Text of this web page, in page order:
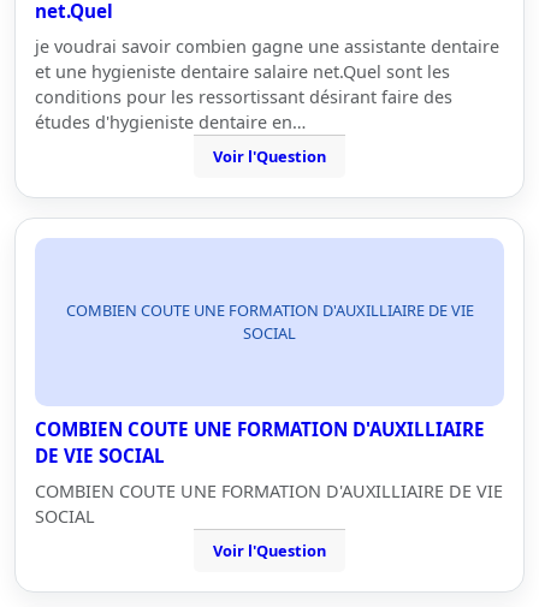
net.Quel
je voudrai savoir combien gagne une assistante dentaire
et une hygieniste dentaire salaire net.Quel sont les
conditions pour les ressortissant désirant faire des
études d'hygieniste dentaire en…
Voir l'Question
COMBIEN COUTE UNE FORMATION D'AUXILLIAIRE DE VIE
SOCIAL
COMBIEN COUTE UNE FORMATION D'AUXILLIAIRE
DE VIE SOCIAL
COMBIEN COUTE UNE FORMATION D'AUXILLIAIRE DE VIE
SOCIAL
Voir l'Question